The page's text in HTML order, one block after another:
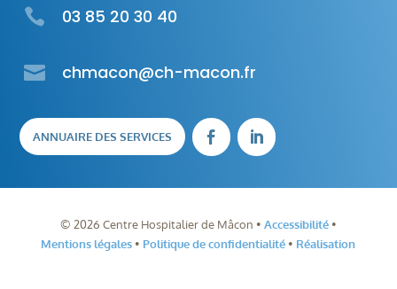
 03 85 20 30 40
 chmacon@ch-macon.fr
ANNUAIRE DES SERVICES  
© 2026 Centre Hospitalier de Mâcon • Accessibilité•
Mentions légales • Politique de confidentialité • Réalisation